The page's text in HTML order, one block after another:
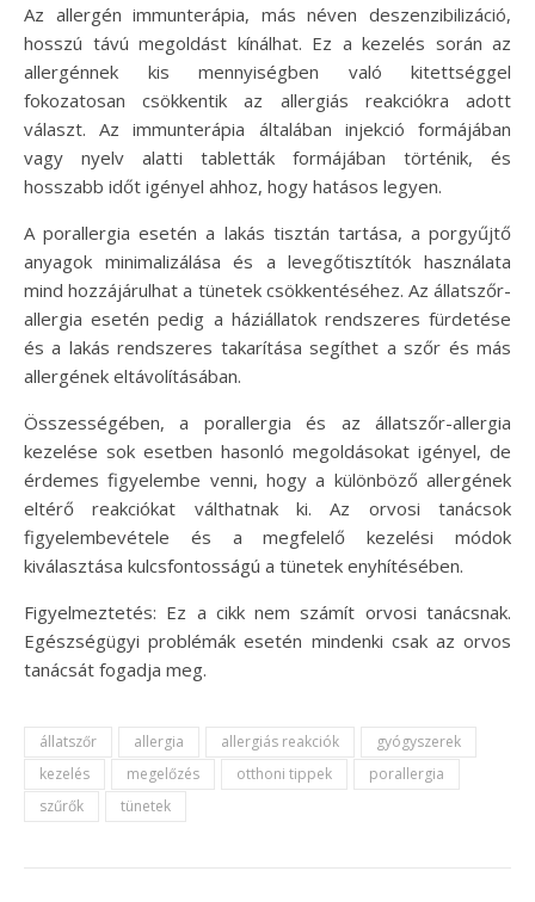
Az allergén immunterápia, más néven deszenzibilizáció,
hosszú távú megoldást kínálhat. Ez a kezelés során az
allergénnek kis mennyiségben való kitettséggel
fokozatosan csökkentik az allergiás reakciókra adott
választ. Az immunterápia általában injekció formájában
vagy nyelv alatti tabletták formájában történik, és
hosszabb időt igényel ahhoz, hogy hatásos legyen.
A porallergia esetén a lakás tisztán tartása, a porgyűjtő
anyagok minimalizálása és a levegőtisztítók használata
mind hozzájárulhat a tünetek csökkentéséhez. Az állatszőr-
allergia esetén pedig a háziállatok rendszeres fürdetése
és a lakás rendszeres takarítása segíthet a szőr és más
allergének eltávolításában.
Összességében, a porallergia és az állatszőr-allergia
kezelése sok esetben hasonló megoldásokat igényel, de
érdemes figyelembe venni, hogy a különböző allergének
eltérő reakciókat válthatnak ki. Az orvosi tanácsok
figyelembevétele és a megfelelő kezelési módok
kiválasztása kulcsfontosságú a tünetek enyhítésében.
Figyelmeztetés: Ez a cikk nem számít orvosi tanácsnak.
Egészségügyi problémák esetén mindenki csak az orvos
tanácsát fogadja meg.
állatszőr allergia allergiás reakciók
gyógyszerek
kezelés
megelőzés otthoni tippek
porallergia
szűrők
tünetek